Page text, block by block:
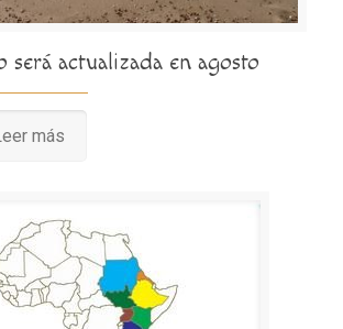
será actualizada en agosto
más